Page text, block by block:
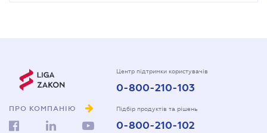
ПРО КОМПАНІЮ
Центр підтримки користувачів
0-800-210-103
Підбір продуктів та рішень
0-800-210-102